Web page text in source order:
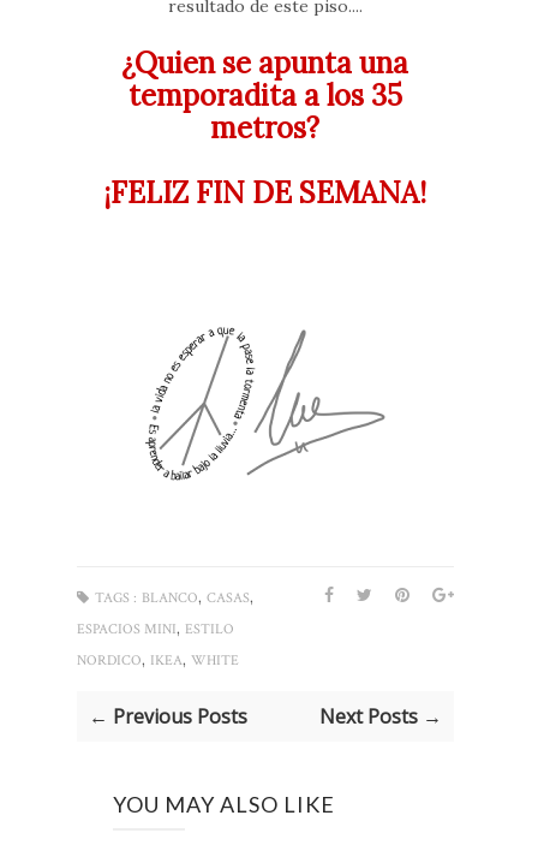
resultado de este piso....
¿Quien se apunta una
temporadita a los 35
metros?
¡FELIZ FIN DE SEMANA!
TAGS : BLANCO, CASAS,
ESPACIOS MINI, ESTILO
NORDICO, IKEA, WHITE
← Previous Posts Next Posts →
YOU MAY ALSO LIKE